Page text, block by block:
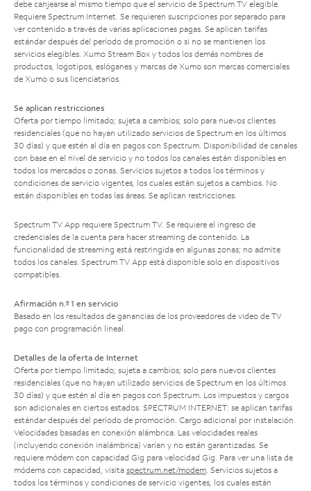
debe canjearse al mismo tiempo que el servicio de Spectrum TV elegible.
Requiere Spectrum Internet. Se requieren suscripciones por separado para
ver contenido a través de varias aplicaciones pagas. Se aplican tarifas
estándar después del período de promoción o si no se mantienen los
servicios elegibles. Xumo Stream Box y todos los demás nombres de
productos, logotipos, eslóganes y marcas de Xumo son marcas comerciales
de Xumo o sus licenciatarios.
Se aplican restricciones
Oferta por tiempo limitado; sujeta a cambios; solo para nuevos clientes
residenciales (que no hayan utilizado servicios de Spectrum en los últimos
30 días) y que estén al día en pagos con Spectrum. Disponibilidad de canales
con base en el nivel de servicio y no todos los canales están disponibles en
todos los mercados o zonas. Servicios sujetos a todos los términos y
condiciones de servicio vigentes, los cuales están sujetos a cambios. No
están disponibles en todas las áreas. Se aplican restricciones.
Spectrum TV App requiere Spectrum TV. Se requiere el ingreso de
credenciales de la cuenta para hacer streaming de contenido. La
funcionalidad de streaming está restringida en algunas zonas; no admite
todos los canales. Spectrum TV App está disponible solo en dispositivos
compatibles.
Afirmación n.º 1 en servicio
Basado en los resultados de ganancias de los proveedores de video de TV
pago con programación lineal.
Detalles de la oferta de Internet
Oferta por tiempo limitado; sujeta a cambios; solo para nuevos clientes
residenciales (que no hayan utilizado servicios de Spectrum en los últimos
30 días) y que estén al día en pagos con Spectrum. Los impuestos y cargos
son adicionales en ciertos estados. SPECTRUM INTERNET: se aplican tarifas
estándar después del período de promoción. Cargo adicional por instalación.
Velocidades basadas en conexión alámbrica. Las velocidades reales
(incluyendo conexión inalámbrica) varían y no están garantizadas. Se
requiere módem con capacidad Gig para velocidad Gig. Para ver una lista de
módems con capacidad, visita spectrum.net/modem. Servicios sujetos a
todos los términos y condiciones de servicio vigentes, los cuales están